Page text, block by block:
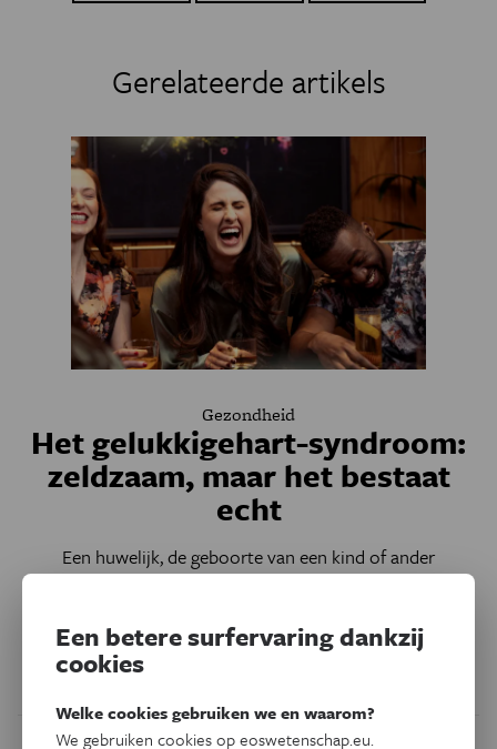
Gerelateerde artikels
Gezondheid
Het gelukkigehart-syndroom:
zeldzaam, maar het bestaat
echt
Een huwelijk, de geboorte van een kind of ander
vreugde ook je hart letterlijk uit balans brengen.
Een betere surfervaring dankzij
cookies
Welke cookies gebruiken we en waarom?
We gebruiken cookies op eoswetenschap.eu.